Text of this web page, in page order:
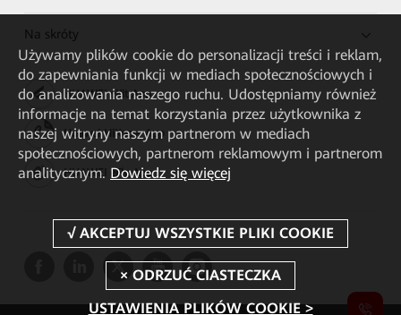
Na skróty
HUAWEI eKit App
Huawei HiKnow App
HUAWEI eFly App
Używamy plików cookie do personalizacji treści i reklam,
do zapewniania funkcji w mediach społecznościowych i
do analizowania naszego ruchu. Udostępniamy również
informacje na temat korzystania przez użytkownika z
naszej witryny naszym partnerom w mediach
społecznościowych, partnerom reklamowym i partnerom
analitycznym. Dowiedz się więcej
USTAWIENIA PLIKÓW COOKIE >